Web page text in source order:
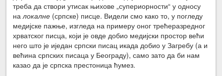
треба да створи утисак њихове „супериорности“ у односу
налокалне (српске) писце. Видели смо како то, у погледу
медијске пажње, изгледа на примеру оног трећеразредног
хрватског писца, који је овде добио медијски простор већи
него што је иједан српски писац икада добио у Загребу (а и
већина српских писаца у Београду), само зато да би нам
казао да је српска престоница ћумез.